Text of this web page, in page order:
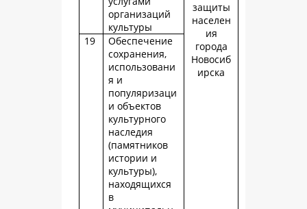
защиты
населен
ия
города
Новосиб
ирска
организаций
культуры
19
Обеспечение
сохранения,
использовани
я и
популяризаци
и объектов
культурного
наследия
(памятников
истории и
культуры),
находящихся
в